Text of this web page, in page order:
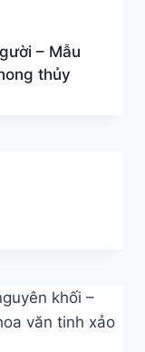
– Mẫu
thủy